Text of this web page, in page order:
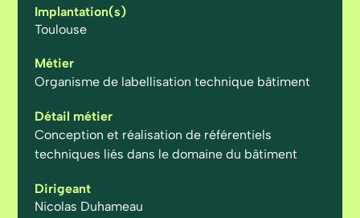
Implantation(s)
Toulouse
Métier
Organisme de labellisation technique bâtiment
Détail métier
Conception et réalisation de référentiels
techniques liés dans le domaine du bâtiment
Dirigeant
Nicolas Duhameau